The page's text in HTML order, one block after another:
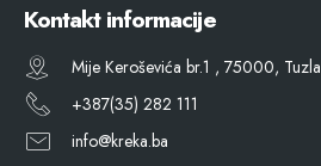
Kontakt informacije
Mije Keroševića br.1 , 75000, Tuzla
+387(35) 282 111
info@kreka.ba